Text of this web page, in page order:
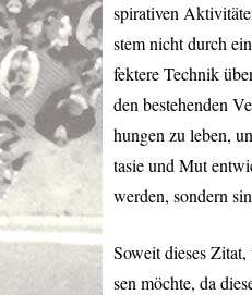
spirativen
stem nicht durch
fektere Technik
den bestehenden
hungen zu leben,
tasie und Mut
werden, sondern
Soweit dieses
sen möchte, da